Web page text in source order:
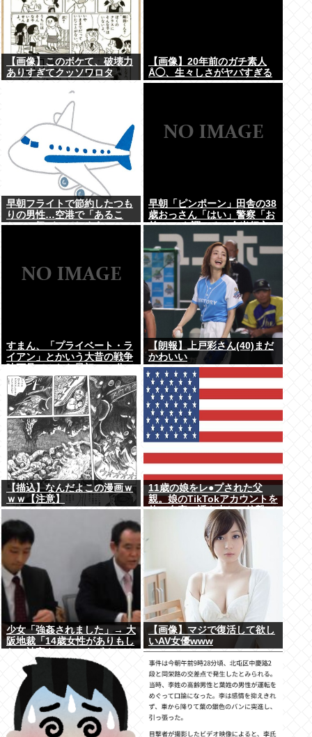
【画像】このボケて、破壊力
ありすぎてクッソワロタ
【画像】20年前のガチ素人
Å◯、生々しさがヤバすぎる
早朝フライトで節約したつも
りの男性…空港で「あるこ
と」に気づいてしまう
早朝「ピンポーン」田舎の38
歳おっさん「はい」警察「お
前のPCを調べる」全米行方
不明・被児童搾取センターか
らの通報により児ホ゜画像を
発見、逮捕
すまん、「プライベート・ラ
イアン」とかいう大昔の戦争
地獄なんだが…これずっと続
く感じ？
【朗報】上戸彩さん(40)まだ
かわいい
【描込】なんだよこの漫画ｗ
ｗｗ【注意】
11歳の娘をレ●プされた父
親。娘のTikTokアカウントを
使い自宅に誘き出し、銃撃で
少女「強姦されました」→ 大
阪地裁「14歳女性がありもし
考えにくい」→懲役12年→元
少女「嘘でしたw」
【画像】マジで復活して欲し
いAV女優www